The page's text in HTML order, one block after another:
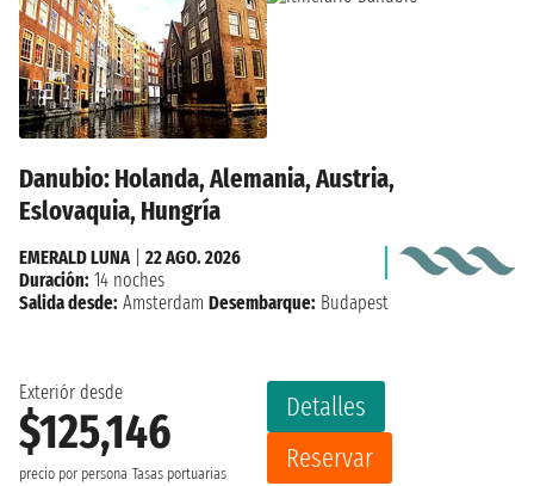
Danubio: Holanda, Alemania, Austria,
Eslovaquia, Hungría
Exteriór desde
$125,146
precio por persona Tasas portuarias
Detalles
Reservar
EMERALD LUNA| 22 AGO. 2026
Duración: 14 noches
Salida desde: Amsterdam Desembarque: Budapest